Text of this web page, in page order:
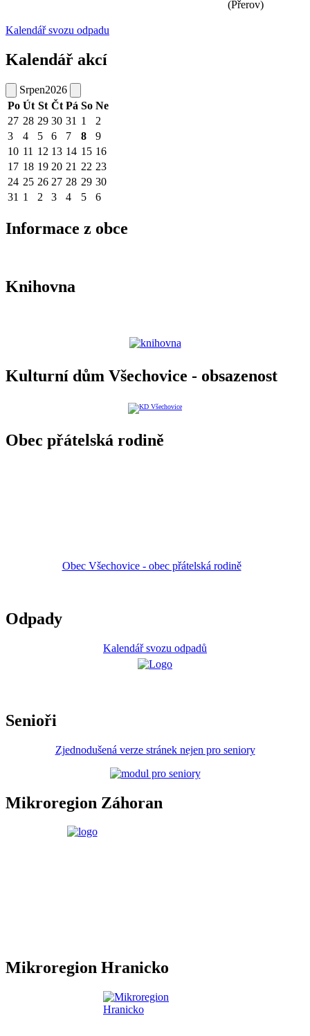
(Přerov)
Kalendář svozu odpadu
Kalendář akcí
Srpen2026
Po Út St Čt Pá So Ne
27 28 29 30 31 1
2
3
4 5 6 7 8
9
10 11 12 13 14 15 16
17 18 19 20 21 22 23
24 25 26 27 28 29 30
31 1 2 3 4 5 6
Informace z obce
Knihovna
Kulturní dům Všechovice - obsazenost
Obec přátelská rodině
Obec Všechovice - obec přátelská rodině
Odpady
Kalendář svozu odpadů
Senioři
Zjednodušená verze stránek nejen pro seniory
Mikroregion Záhoran
Mikroregion Hranicko